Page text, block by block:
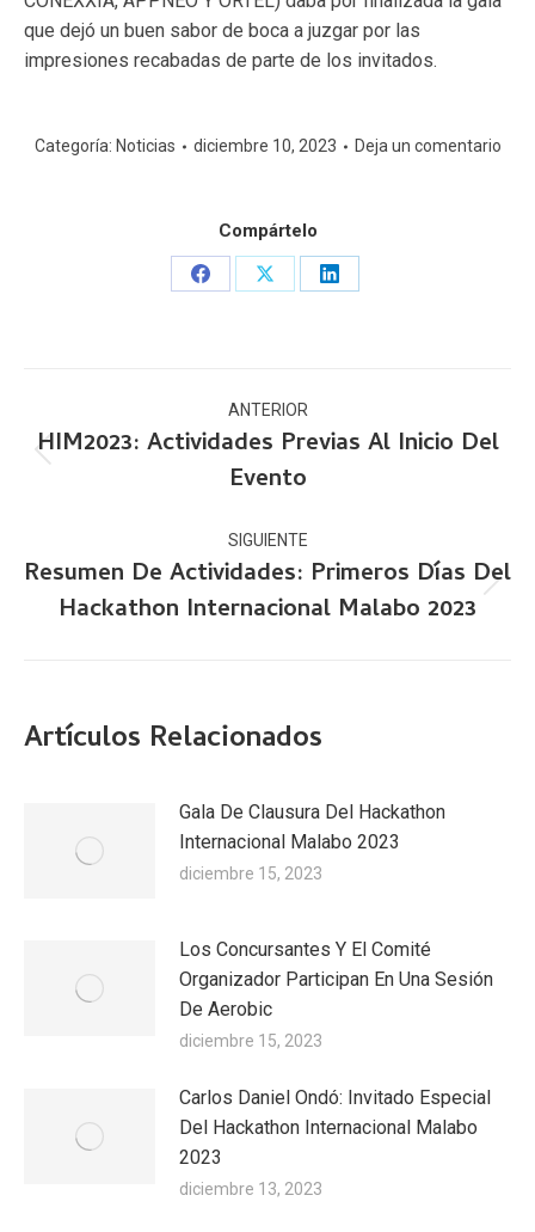
que dejó un buen sabor de boca a juzgar por las
impresiones recabadas de parte de los invitados.
Categoría: Noticias diciembre 10, 2023 Deja un comentario
Compártelo
Share
Share
Share
entre
publicaciones
ANTERIOR
HIM2023: Actividades Previas Al Inicio Del
Evento
SIGUIENTE
Publicación
Resumen De Actividades: Primeros Días Del
Hackathon Internacional Malabo 2023
Artículos Relacionados
Gala De Clausura Del Hackathon
Internacional Malabo 2023
diciembre 15, 2023
Los Concursantes Y El Comité
Organizador Participan En Una Sesión
De Aerobic
diciembre 15, 2023
Carlos Daniel Ondó: Invitado Especial
Del Hackathon Internacional Malabo
2023
diciembre 13, 2023